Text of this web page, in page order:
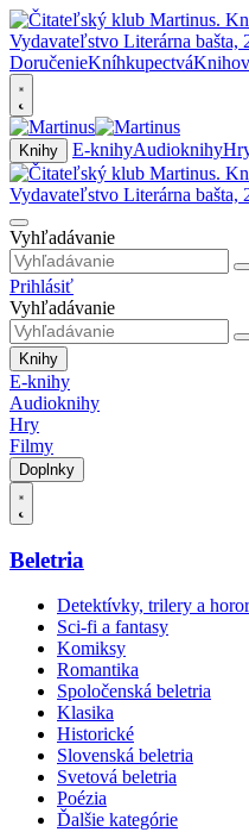
DoručenieKníhkupectvá
Knihy E-knihyAudioknihy
Vyhľadávanie
Prihlásiť
Vyhľadávanie
Knihy
E-knihy
Audioknihy
Hry
Filmy
Doplnky
Beletria
Detektívky, trilery a
Sci-fi a fantasy
Komiksy
Romantika
Spoločenská beletria
Klasika
Historické
Slovenská beletria
Svetová beletria
Poézia
Ďalšie kategórie